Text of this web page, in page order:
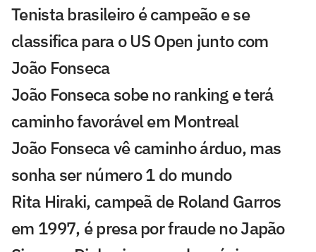
Tenista brasileiro é campeão e se
classifica para o US Open junto com
João Fonseca
João Fonseca sobe no ranking e terá
caminho favorável em Montreal
João Fonseca vê caminho árduo, mas
sonha ser número 1 do mundo
Rita Hiraki, campeã de Roland Garros
em 1997, é presa por fraude no Japão